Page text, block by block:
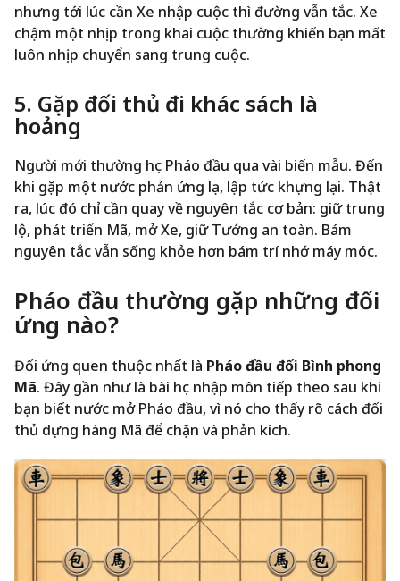
nhưng tới lúc cần Xe nhập cuộc thì đường vẫn tắc. Xe
chậm một nhịp trong khai cuộc thường khiến bạn mất
luôn nhịp chuyển sang trung cuộc.
5. Gặp đối thủ đi khác sách là
hoảng
Người mới thường học Pháo đầu qua vài biến mẫu. Đến
khi gặp một nước phản ứng lạ, lập tức khựng lại. Thật
ra, lúc đó chỉ cần quay về nguyên tắc cơ bản: giữ trung
lộ, phát triển Mã, mở Xe, giữ Tướng an toàn. Bám
nguyên tắc vẫn sống khỏe hơn bám trí nhớ máy móc.
Pháo đầu thường gặp những đối
ứng nào?
Đối ứng quen thuộc nhất là Pháo đầu đối Bình phong
Mã. Đây gần như là bài học nhập môn tiếp theo sau khi
bạn biết nước mở Pháo đầu, vì nó cho thấy rõ cách đối
thủ dựng hàng Mã để chặn và phản kích.